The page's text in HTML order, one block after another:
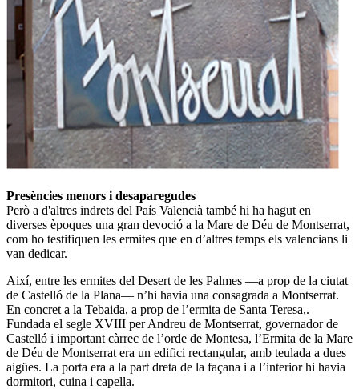
Presències menors i desaparegudes
Però a d'altres indrets del País Valencià també hi ha hagut en
diverses èpoques una gran devoció a la Mare de Déu de Montserrat,
com ho testifiquen les ermites que en d’altres temps els valencians li
van dedicar.
Així, entre les ermites del Desert de les Palmes —a prop de la ciutat
de Castelló de la Plana— n’hi havia una consagrada a Montserrat.
En concret a la Tebaida, a prop de l’ermita de Santa Teresa,.
Fundada el segle XVIII per Andreu de Montserrat, governador de
Castelló i important càrrec de l’orde de Montesa, l’Ermita de la Mare
de Déu de Montserrat era un edifici rectangular, amb teulada a dues
aigües. La porta era a la part dreta de la façana i a l’interior hi havia
dormitori, cuina i capella.